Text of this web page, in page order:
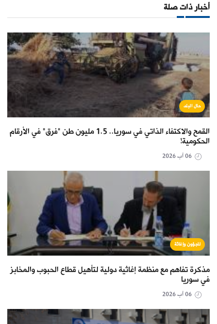
أخبار ذات صلة
حال البلد
القمح والاكتفاء الذاتي في سوريا.. 1.5 مليون طن "فرق" في الأرقام
الحكومية!
لاجؤون وإغاثة
مذكرة تفاهم مع منظمة إغاثية دولية لتأهيل قطاع الحبوب والمخابز
في سوريا